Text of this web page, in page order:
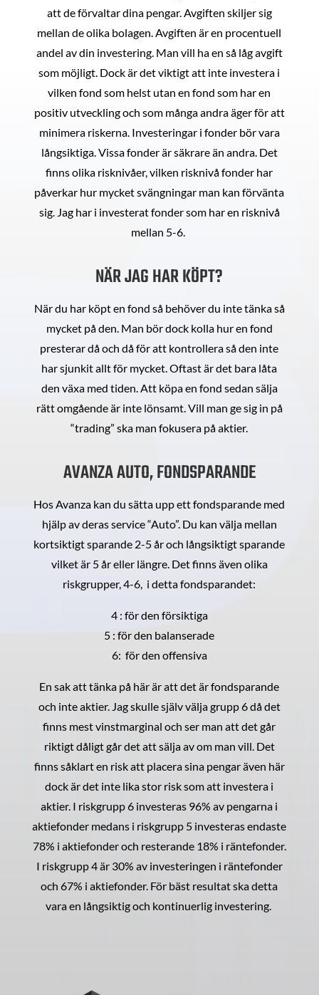
att de förvaltar dina pengar. Avgiften skiljer sig
mellan de olika bolagen. Avgiften är en procentuell
andel av din investering. Man vill ha en så låg avgift
som möjligt. Dock är det viktigt att inte investera i
vilken fond som helst utan en fond som har en
positiv utveckling och som många andra äger för att
minimera riskerna. Investeringar i fonder bör vara
långsiktiga. Vissa fonder är säkrare än andra. Det
finns olika risknivåer, vilken risknivå fonder har
påverkar hur mycket svängningar man kan förvänta
sig. Jag har i investerat fonder som har en risknivå
mellan 5-6.
NÄR JAG HAR KÖPT?
När du har köpt en fond så behöver du inte tänka så
mycket på den. Man bör dock kolla hur en fond
presterar då och då för att kontrollera så den inte
har sjunkit allt för mycket. Oftast är det bara låta
den växa med tiden. Att köpa en fond sedan sälja
rätt omgående är inte lönsamt. Vill man ge sig in på
“trading” ska man fokusera på aktier.
AVANZA AUTO, FONDSPARANDE
Hos Avanza kan du sätta upp ett fondsparande med
hjälp av deras service “Auto”. Du kan välja mellan
kortsiktigt sparande 2-5 år och långsiktigt sparande
vilket är 5 år eller längre. Det finns även olika
riskgrupper, 4-6, i detta fondsparandet:
4 : för den försiktiga
5 : för den balanserade
6: för den offensiva
En sak att tänka på här är att det är fondsparande
och inte aktier. Jag skulle själv välja grupp 6 då det
finns mest vinstmarginal och ser man att det går
riktigt dåligt går det att sälja av om man vill. Det
finns såklart en risk att placera sina pengar även här
dock är det inte lika stor risk som att investera i
aktier. I riskgrupp 6 investeras 96% av pengarna i
aktiefonder medans i riskgrupp 5 investeras endaste
78% i aktiefonder och resterande 18% i räntefonder.
I riskgrupp 4 är 30% av investeringen i räntefonder
och 67% i aktiefonder. För bäst resultat ska detta
vara en långsiktig och kontinuerlig investering.